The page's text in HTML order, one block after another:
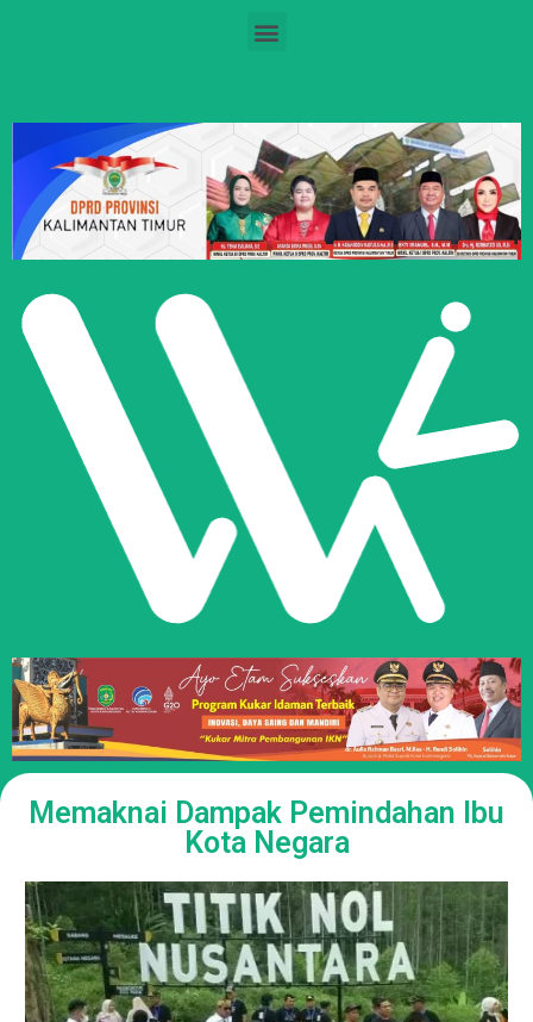
Memaknai Dampak Pemindahan Ibu
Kota Negara